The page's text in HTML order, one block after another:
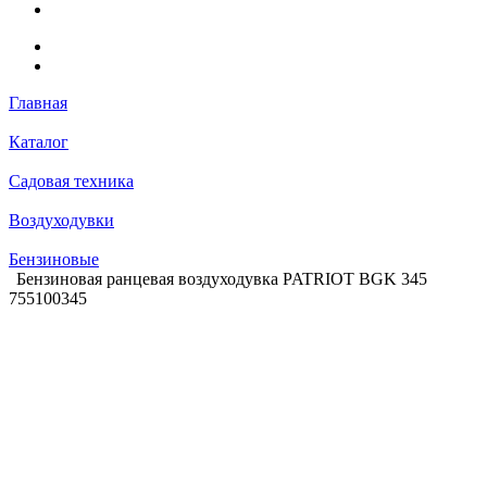
Главная
Каталог
Садовая техника
Воздуходувки
Бензиновые
Бензиновая ранцевая воздуходувка PATRIOT BGK 345
755100345